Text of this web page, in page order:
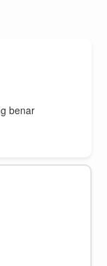
benar